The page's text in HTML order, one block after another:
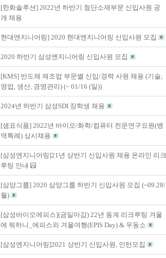
[한화솔루션] 2022년 하반기 첨단소재부문 신입사원 공
개 채용
현대엔지니어링] 2020 현대엔지니어링 신입사원 모집
2020 하반기 삼성엔지니어링 신입사원 모집
[KMS] 반도체 제조업 부문별 신입/경력 사원 채용 (기술,
영업, 생산, 경영관리) (~ 01/16 (일))
2024년 하반기 삼성SDI 장학생 채용
[샘표식품] 2022년 바이오/화학/컴퓨터 전문연구요원(병
역특례) 상시채용
[삼성엔지니어링]21년 상반기 신입사원 채용 온라인 리크
루팅 안내
[삼양그룹] 2020 삼양그룹 하반기 신입사원 모집 (~09.28/
월)
[삼성바이오에피스](금일마감) 22년 동계 리크루팅 겨울
에 뭐하니_에피스와 겨울여행(EPIS Day) & 우동소
[삼성엔지니어링]2021 상반기 신입사원, 인턴모집